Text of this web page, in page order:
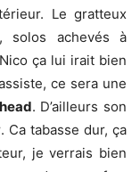
Le gratteux
solos achevés à
ça lui irait bien
ce sera une
. D’ailleurs son
. Ca tabasse dur, ça
je verrais bien